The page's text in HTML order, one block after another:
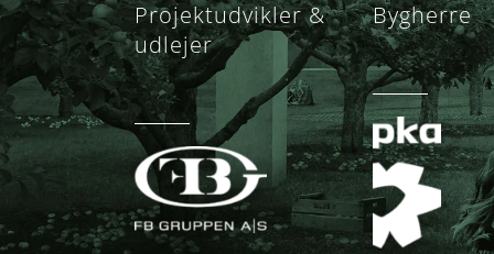
Projektudvikler &
udlejer
Bygherre